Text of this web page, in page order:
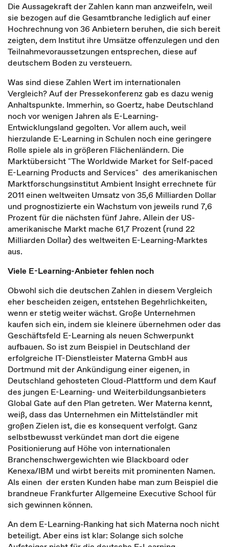
Die Aussagekraft der Zahlen kann man anzweifeln, weil
sie bezogen auf die Gesamtbranche lediglich auf einer
Hochrechnung von 36 Anbietern beruhen, die sich bereit
zeigten, dem Institut ihre Umsätze offenzulegen und den
Teilnahmevoraussetzungen entsprechen, diese auf
deutschem Boden zu versteuern.
Was sind diese Zahlen Wert im internationalen
Vergleich? Auf der Pressekonferenz gab es dazu wenig
Anhaltspunkte. Immerhin, so Goertz, habe Deutschland
noch vor wenigen Jahren als E-Learning-
Entwicklungsland gegolten. Vor allem auch, weil
hierzulande E-Learning in Schulen noch eine geringere
Rolle spiele als in größeren Flächenländern. Die
Marktübersicht "The Worldwide Market for Self-paced
E-Learning Products and Services" des amerikanischen
Marktforschungsinstitut Ambient Insight errechnete für
2011 einen weltweiten Umsatz von 35,6 Milliarden Dollar
und prognostizierte ein Wachstum von jeweils rund 7,6
Prozent für die nächsten fünf Jahre. Allein der US-
amerikanische Markt mache 61,7 Prozent (rund 22
Milliarden Dollar) des weltweiten E-Learning-Marktes
aus.
Viele E-Learning-Anbieter fehlen noch
Obwohl sich die deutschen Zahlen in diesem Vergleich
eher bescheiden zeigen, entstehen Begehrlichkeiten,
wenn er stetig weiter wächst. Große Unternehmen
kaufen sich ein, indem sie kleinere übernehmen oder das
Geschäftsfeld E-Learning als neuen Schwerpunkt
aufbauen. So ist zum Beispiel in Deutschland der
erfolgreiche IT-Dienstleister Materna GmbH aus
Dortmund mit der Ankündigung einer eigenen, in
Deutschland gehosteten Cloud-Plattform und dem Kauf
des jungen E-Learning- und Weiterbildungsanbieters
Global Gate auf den Plan getreten. Wer Materna kennt,
weiß, dass das Unternehmen ein Mittelständler mit
großen Zielen ist, die es konsequent verfolgt. Ganz
selbstbewusst verkündet man dort die eigene
Positionierung auf Höhe von internationalen
Branchenschwergewichten wie Blackboard oder
Kenexa/IBM und wirbt bereits mit prominenten Namen.
Als einen der ersten Kunden habe man zum Beispiel die
brandneue Frankfurter Allgemeine Executive School für
sich gewinnen können.
An dem E-Learning-Ranking hat sich Materna noch nicht
beteiligt. Aber eins ist klar: Solange sich solche